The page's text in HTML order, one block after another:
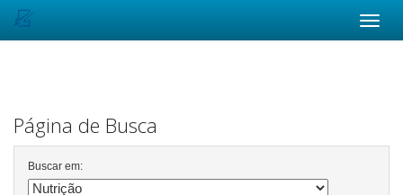
Página de Busca
Buscar em: